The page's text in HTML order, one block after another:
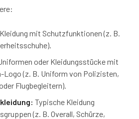
Kleidung mit Schutzfunktionen (z. B.
oder Kleidungsstücke mit
Logo (z. B. Uniform von Polizisten,
Flugbegleitern).
Typische Kleidung
(z. B. Overall, Schürze,